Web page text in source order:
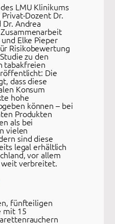
LMU Klinikums
Dozent Dr.
Andrea
Elke Pieper
Risikobewertung
zu den
tabakfreien
Die
dass diese
Konsum
hohe
können – bei
Produkten
als bei
vielen
sind diese
legal erhältlich
vor allem
weit verbreitet.
fünfteiligen
mit 15